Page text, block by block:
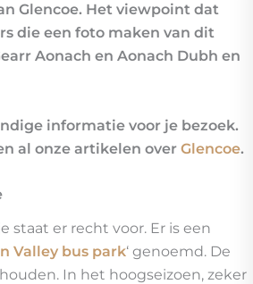
Glencoe. Het viewpoint dat
die een foto maken van dit
Aonach en Aonach Dubh en
informatie voor je bezoek.
al onze artikelen over Glencoe.
staat er recht voor. Er is een
Valley bus park‘ genoemd. De
In het hoogseizoen, zeker